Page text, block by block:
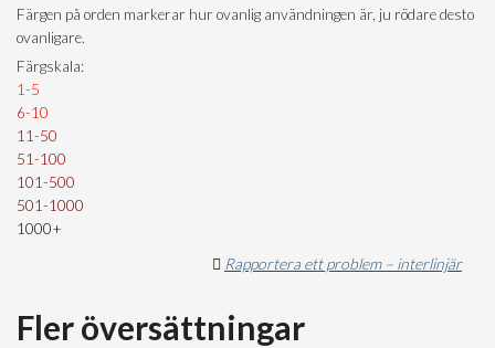
Färgen på orden markerar hur ovanlig användningen är, ju rödare desto
ovanligare.
Färgskala:
1-5
6-10
11-50
51-100
101-500
501-1000
1000+
Rapportera ett problem – interlinjär
Fler översättningar